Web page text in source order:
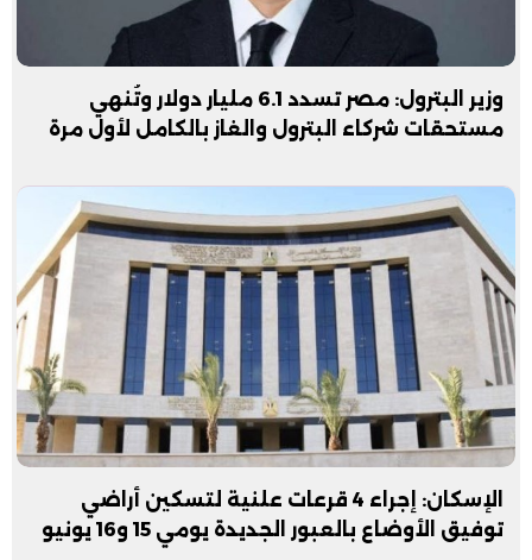
وزير البترول: مصر تسدد 6.1 مليار دولار وتُنهي
مستحقات شركاء البترول والغاز بالكامل لأول مرة
الإسكان: إجراء 4 قرعات علنية لتسكين أراضي
توفيق الأوضاع بالعبور الجديدة يومي 15 و16 يونيو